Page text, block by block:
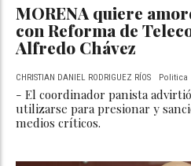
MORENA quiere
con Reforma de
Alfredo Chávez
CHRISTIAN DANIEL RODRIGUEZ RÍOS Politica
- El coordinador panista
utilizarse para presionar y
medios críticos.